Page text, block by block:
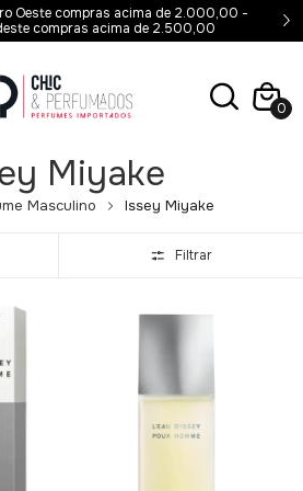
Oeste compras acima de 2.000,00 -
compras acima de 2.500,00
0
Miyake
Masculino Issey Miyake
Filtrar